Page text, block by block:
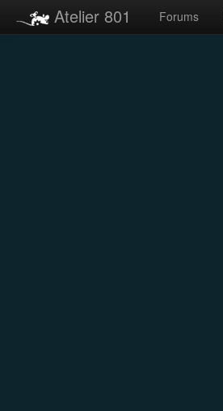
Atelier 801 Forums